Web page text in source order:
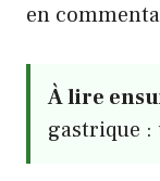
en
À lire
gastrique :